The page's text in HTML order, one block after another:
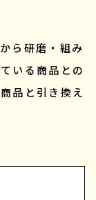
ら研磨・組み
いる商品との
品と引き換え